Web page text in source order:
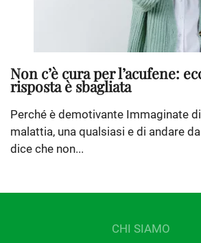
Non c’è cura per l’acufene:
risposta è sbagliata
Perché è demotivante Immaginate
malattia, una qualsiasi e di andare
dice che non...
CHI SIAMO